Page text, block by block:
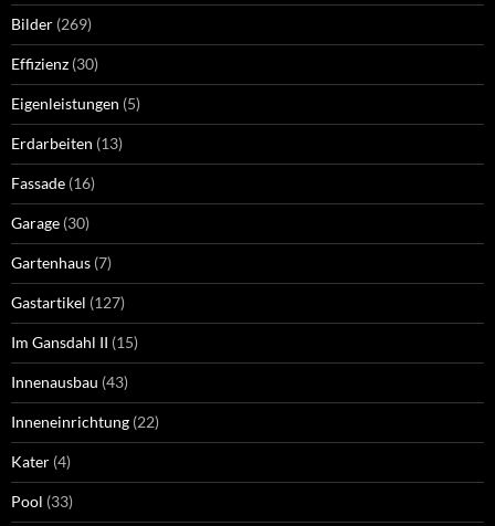
Bilder (269)
Effizienz (30)
Eigenleistungen (5)
Erdarbeiten (13)
Fassade (16)
Garage (30)
Gartenhaus (7)
Gastartikel (127)
Im Gansdahl II (15)
Innenausbau (43)
Inneneinrichtung (22)
Kater (4)
Pool (33)